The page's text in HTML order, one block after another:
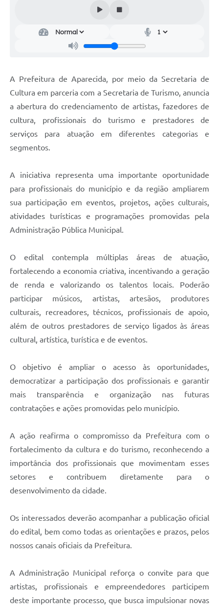
Cemitérios
Projetos
Participe mais
Contas Públicas
Jornal
Notícias
FAQ
A Prefeitura de Aparecida, por meio da Secretaria de
Cultura em parceria com a Secretaria de Turismo, anuncia
a abertura do credenciamento de artistas, fazedores de
cultura, profissionais do turismo e prestadores de
serviços para atuação em diferentes categorias e
segmentos.
A iniciativa representa uma importante oportunidade
para profissionais do município e da região ampliarem
sua participação em eventos, projetos, ações culturais,
atividades turísticas e programações promovidas pela
Administração Pública Municipal.
O edital contempla múltiplas áreas de atuação,
fortalecendo a economia criativa, incentivando a geração
de renda e valorizando os talentos locais. Poderão
participar músicos, artistas, artesãos, produtores
culturais, recreadores, técnicos, profissionais de apoio,
além de outros prestadores de serviço ligados às áreas
cultural, artística, turística e de eventos.
O objetivo é ampliar o acesso às oportunidades,
democratizar a participação dos profissionais e garantir
mais transparência e organização nas futuras
contratações e ações promovidas pelo município.
A ação reafirma o compromisso da Prefeitura com o
fortalecimento da cultura e do turismo, reconhecendo a
importância dos profissionais que movimentam esses
setores e contribuem diretamente para o
desenvolvimento da cidade.
Os interessados deverão acompanhar a publicação oficial
do edital, bem como todas as orientações e prazos, pelos
nossos canais oficiais da Prefeitura.
A Administração Municipal reforça o convite para que
artistas, profissionais e empreendedores participem
deste importante processo, que busca impulsionar novas